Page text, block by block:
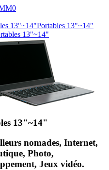
Portables 13"~14"
13"~14"
13"~14"
nomades, Internet,
Photo,
Jeux vidéo.